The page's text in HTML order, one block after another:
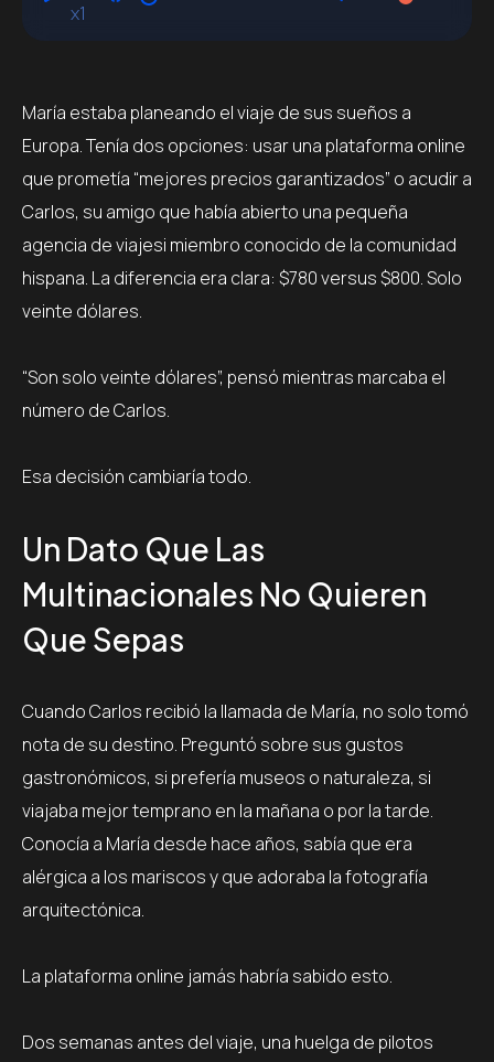
x1
María estaba planeando el viaje de sus sueños a
Europa. Tenía dos opciones: usar una plataforma online
que prometía “mejores precios garantizados” o acudir a
Carlos, su amigo que había abierto una pequeña
agencia de viajesi miembro conocido de la comunidad
hispana. La diferencia era clara: $780 versus $800. Solo
veinte dólares.
“Son solo veinte dólares”, pensó mientras marcaba el
número de Carlos.
Esa decisión cambiaría todo.
Un Dato Que Las
Multinacionales No Quieren
Que Sepas
Cuando Carlos recibió la llamada de María, no solo tomó
nota de su destino. Preguntó sobre sus gustos
gastronómicos, si prefería museos o naturaleza, si
viajaba mejor temprano en la mañana o por la tarde.
Conocía a María desde hace años, sabía que era
alérgica a los mariscos y que adoraba la fotografía
arquitectónica.
La plataforma online jamás habría sabido esto.
Dos semanas antes del viaje, una huelga de pilotos